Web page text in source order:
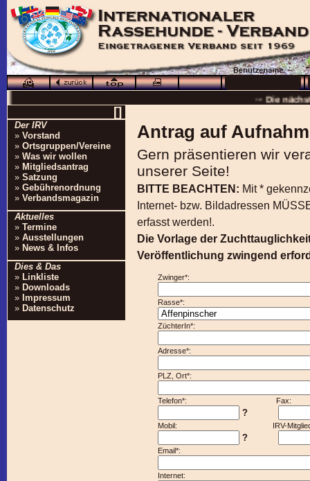
[]
Der IRV
» Vorstand
» Ortsgruppen/Vereine
» Was wir wollen
» Mitgliedsantrag
» Satzung
» Gebührenordnung
» Verbandsmagazin
Aktuelles
» Termine
» Ausstellungen
» News & Infos
Dies & Das
» Linkliste
» Downloads
» Impressum
» Datenschutz
Antrag auf
Gern präsentieren wir
unserer Seite!
BITTE BEACHTEN: Mit *
Internet- bzw. Bildadressen
erfasst werden!.
Die Vorlage der
Veröffentlichung zwingend
Zwinger*:
Rasse*:
ZüchterIn*:
Adresse*:
PLZ, Ort*:
Telefon*: Fax:
?
Mobil: IRV-
?
Email*:
Internet:
···
··· Die
···
··· Besuchen Sie